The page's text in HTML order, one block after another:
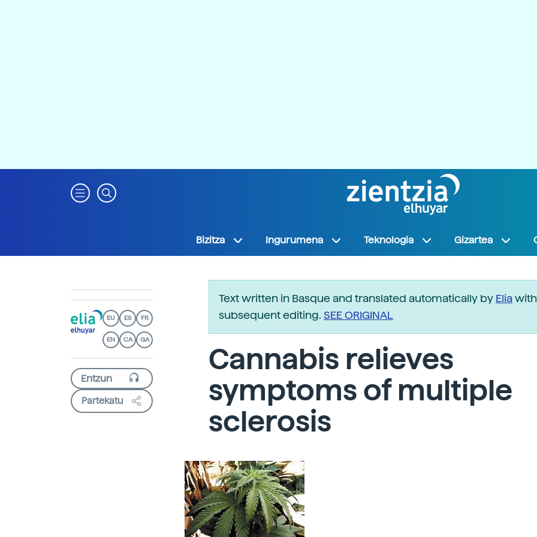
Bizitza Ingurumena Teknologia Gizartea
EU ES FR
EN CA GA
Partekatu
Text written in Basque and translated automatically by Elia
subsequent editing. SEE ORIGINAL
Cannabis relieves
symptoms of multiple
sclerosis